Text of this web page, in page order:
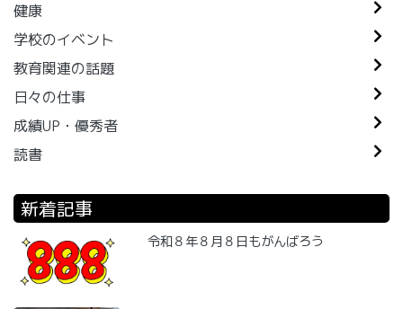
健康
学校のイベント
教育関連の話題
日々の仕事
成績UP・優秀者
読書
新着記事
令和８年８月８日もがんばろう